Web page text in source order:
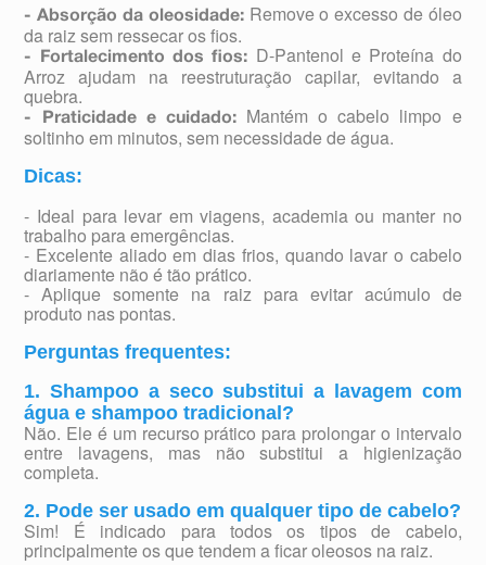
- Absorção da oleosidade:Remove o excesso de óleo
da raiz sem ressecar os fios.
- Fortalecimento dos fios:
D-Pantenol e Proteína do
Arroz ajudam na reestruturação capilar, evitando a
quebra.
- Praticidade e cuidado:Mantém o cabelo limpo e
soltinho em minutos, sem necessidade de água.
Dicas:
- Ideal para levar em viagens, academia ou manter no
trabalho para emergências.
- Excelente aliado em dias frios, quando lavar o cabelo
diariamente não é tão prático.
- Aplique somente na raiz para evitar acúmulo de
produto nas pontas.
Perguntas frequentes:
1. Shampoo a seco substitui a lavagem com
água e shampoo tradicional?
Não. Ele é um recurso prático para prolongar o intervalo
entre lavagens, mas não substitui a higienização
completa.
2. Pode ser usado em qualquer tipo de cabelo?
Sim! É indicado para todos os tipos de cabelo,
principalmente os que tendem a ficar oleosos na raiz.